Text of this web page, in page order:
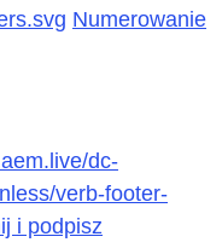
Numerowanie
dc-
verb-footer-
i podpisz